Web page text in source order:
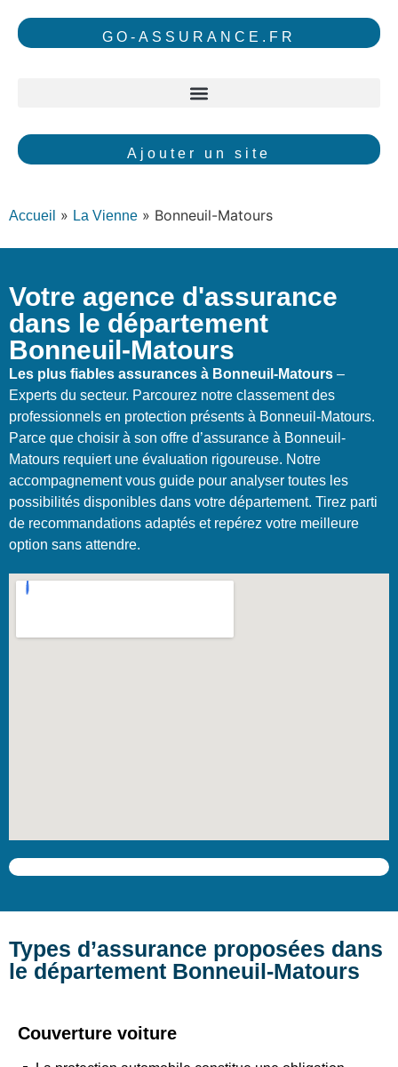
GO-ASSURANCE.FR
Ajouter un site
Accueil » La Vienne » Bonneuil-Matours
Votre agence d'assurance
dans le département
Bonneuil-Matours
Les plus fiables assurances à Bonneuil-Matours –
Experts du secteur. Parcourez notre classement des
professionnels en protection présents à Bonneuil-Matours.
Parce que choisir à son offre d’assurance à Bonneuil-
Matours requiert une évaluation rigoureuse. Notre
accompagnement vous guide pour analyser toutes les
possibilités disponibles dans votre département. Tirez parti
de recommandations adaptés et repérez votre meilleure
option sans attendre.
Types d’assurance proposées dans
le département Bonneuil-Matours
Couverture voiture